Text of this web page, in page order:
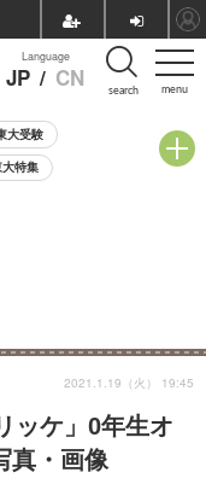
menu
Language
JP / CN search
大受験
特集
ッケ」0年生オ
真・画像
2021.1.19（火） 19:45